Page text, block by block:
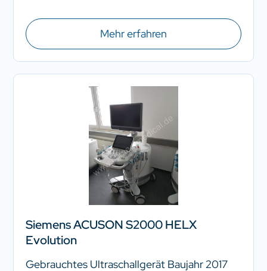
Mehr erfahren
Siemens ACUSON S2000 HELX
Evolution
Gebrauchtes Ultraschallgerät Baujahr 2017